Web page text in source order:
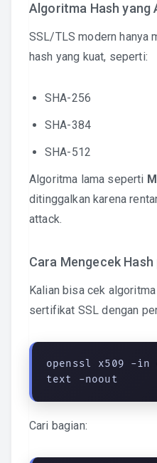
Algoritma Hash yang
SSL/TLS modern hanya
hash yang kuat, seperti:
SHA-256
SHA-384
SHA-512
Algoritma lama seperti
ditinggalkan karena
attack.
Cara Mengecek
Kalian bisa cek
sertifikat SSL dengan
openssl x509 -
text -noout
Cari bagian: